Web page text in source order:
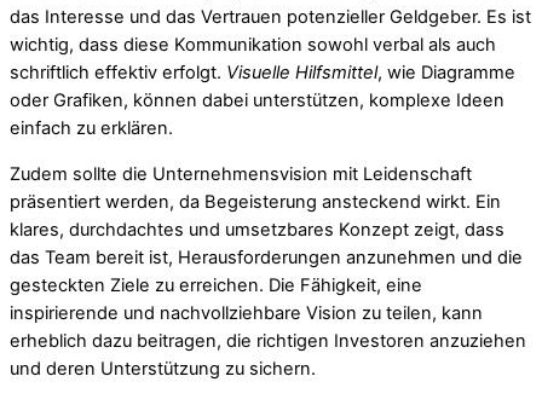
das Interesse und das Vertrauen potenzieller Geldgeber. Es ist
wichtig, dass diese Kommunikation sowohl verbal als auch
schriftlich effektiv erfolgt. Visuelle Hilfsmittel, wie Diagramme
oder Grafiken, können dabei unterstützen, komplexe Ideen
einfach zu erklären.
Zudem sollte die Unternehmensvision mit Leidenschaft
präsentiert werden, da Begeisterung ansteckend wirkt. Ein
klares, durchdachtes und umsetzbares Konzept zeigt, dass
das Team bereit ist, Herausforderungen anzunehmen und die
gesteckten Ziele zu erreichen. Die Fähigkeit, eine
inspirierende und nachvollziehbare Vision zu teilen, kann
erheblich dazu beitragen, die richtigen Investoren anzuziehen
und deren Unterstützung zu sichern.